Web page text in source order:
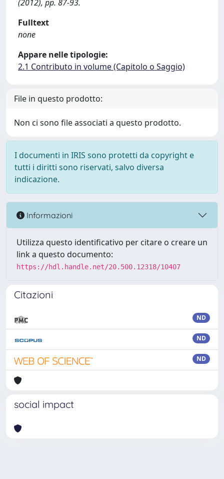
(2012), pp. 87-93.
Fulltext
none
Appare nelle tipologie:
2.1 Contributo in volume (Capitolo o Saggio)
File in questo prodotto:
Non ci sono file associati a questo prodotto.
I documenti in IRIS sono protetti da copyright e
tutti i diritti sono riservati, salvo diversa
indicazione.
Informazioni
Utilizza questo identificativo per citare o creare un
link a questo documento:
https://hdl.handle.net/20.500.12318/10407
Citazioni
ND
ND
ND
social impact